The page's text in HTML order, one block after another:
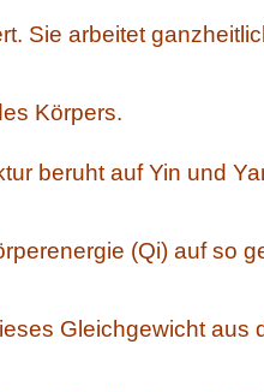
Sie arbeitet
Körpers.
beruht auf Yin und
(Qi) auf so
Gleichgewicht aus